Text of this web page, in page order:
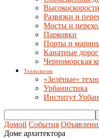
Развязки и
Мосты и
Парковки
Порты и
Канатные
Черноморская
Технологии
«Зелёные»
Урбанистика
Институт
Домой События
Доме архитектора